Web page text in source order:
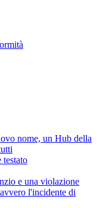
nome, un Hub della
testato
e una violazione
l'incidente di